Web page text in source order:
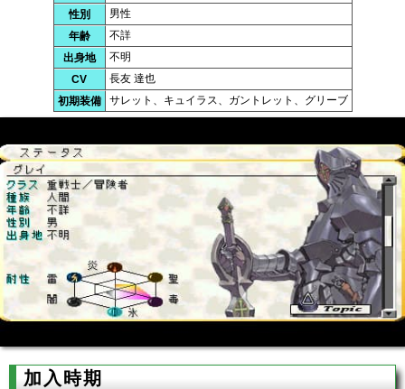
性別
男性
年齢
不詳
出身地
不明
CV
長友 達也
初期装備
サレット、キュイラス、ガントレット、グリーブ
加入時期